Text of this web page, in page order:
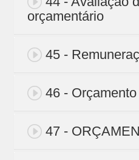
orçamentário
45 -
46 -
47 -